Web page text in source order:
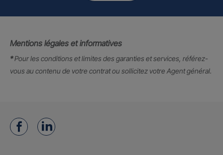
Mentions légales et informatives
*Pour les conditions et limites des garanties et services, référez-
vous au contenu de votre contrat ou sollicitez votre Agent général.